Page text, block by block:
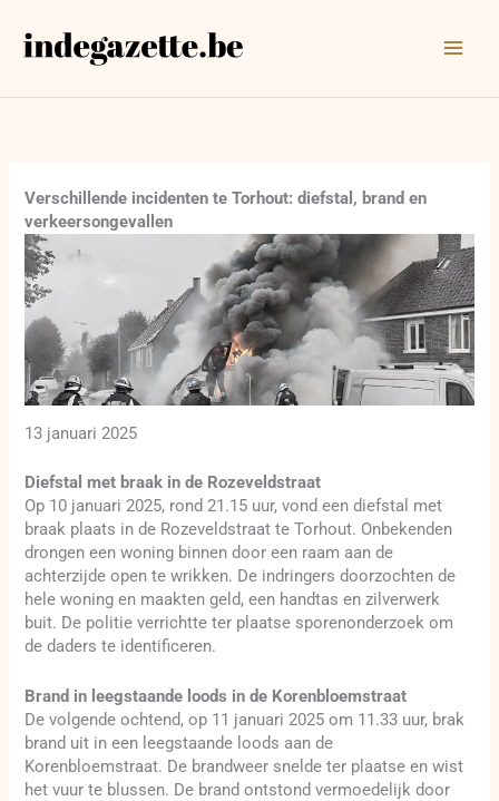
naar
Verschillende incidenten te Torhout: diefstal, brand en
verkeersongevallen
13 januari 2025
Diefstal met braak in de Rozeveldstraat
Op 10 januari 2025, rond 21.15 uur, vond een diefstal met
braak plaats in de Rozeveldstraat te Torhout. Onbekenden
drongen een woning binnen door een raam aan de
achterzijde open te wrikken. De indringers doorzochten de
hele woning en maakten geld, een handtas en zilverwerk
buit. De politie verrichtte ter plaatse sporenonderzoek om
de daders te identificeren.
Brand in leegstaande loods in de Korenbloemstraat
De volgende ochtend, op 11 januari 2025 om 11.33 uur, brak
brand uit in een leegstaande loods aan de
Korenbloemstraat. De brandweer snelde ter plaatse en wist
het vuur te blussen. De brand ontstond vermoedelijk door